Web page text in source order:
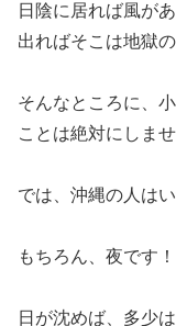
日陰に居れば風が
出ればそこは地獄
そんなところに、
ことは絶対にしませ
では、沖縄の人は
もちろん、夜です！
日が沈めば、多少